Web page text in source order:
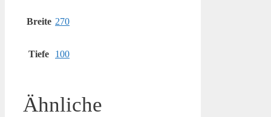
Breite 270
Tiefe 100
Ähnliche